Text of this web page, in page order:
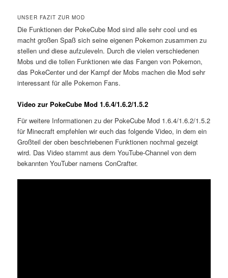
UNSER FAZIT ZUR MOD
Die Funktionen der PokeCube Mod sind alle sehr cool und es
macht großen Spaß sich seine eigenen Pokemon zusammen zu
stellen und diese aufzuleveln. Durch die vielen verschiedenen
Mobs und die tollen Funktionen wie das Fangen von Pokemon,
das PokeCenter und der Kampf der Mobs machen die Mod sehr
interessant für alle Pokemon Fans.
Video zur PokeCube Mod 1.6.4/1.6.2/1.5.2
Für weitere Informationen zu der PokeCube Mod 1.6.4/1.6.2/1.5.2
für Minecraft empfehlen wir euch das folgende Video, in dem ein
Großteil der oben beschriebenen Funktionen nochmal gezeigt
wird. Das Video stammt aus dem YouTube-Channel von dem
bekannten YouTuber namens ConCrafter.